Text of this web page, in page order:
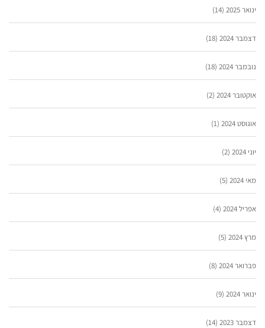
ינואר 2025 (14)
דצמבר 2024 (18)
נובמבר 2024 (18)
אוקטובר 2024 (2)
אוגוסט 2024 (1)
יוני 2024 (2)
מאי 2024 (5)
אפריל 2024 (4)
מרץ 2024 (5)
פברואר 2024 (8)
ינואר 2024 (9)
דצמבר 2023 (14)